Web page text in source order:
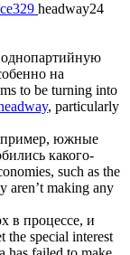
329 headway24
однопартийную
на
to be turning into
, particularly
южные
какого-
such as the
aren’t making any
в процессе, и
the special interest